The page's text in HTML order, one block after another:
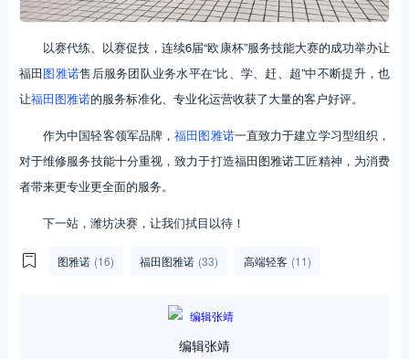
以赛代练、以赛促技，连续6届“欧康杯”服务技能大赛的成功举办让
福田图雅诺售后服务团队业务水平在“比、学、赶、超”中不断提升，也
让福田图雅诺的服务标准化、专业化运营收获了大量的客户好评。
作为中国轻客领军品牌，福田图雅诺一直致力于建立学习型组织，
对于维修服务技能十分重视，致力于打造福田图雅诺工匠精神，为消费
者带来更专业更全面的服务。
下一站，潍坊决赛，让我们拭目以待！
图雅诺 (16) 福田图雅诺 (33) 高端轻客 (11)
编辑张靖